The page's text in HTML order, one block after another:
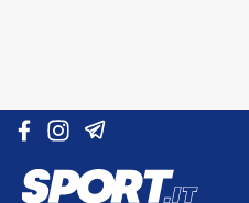
Vai al contenuto